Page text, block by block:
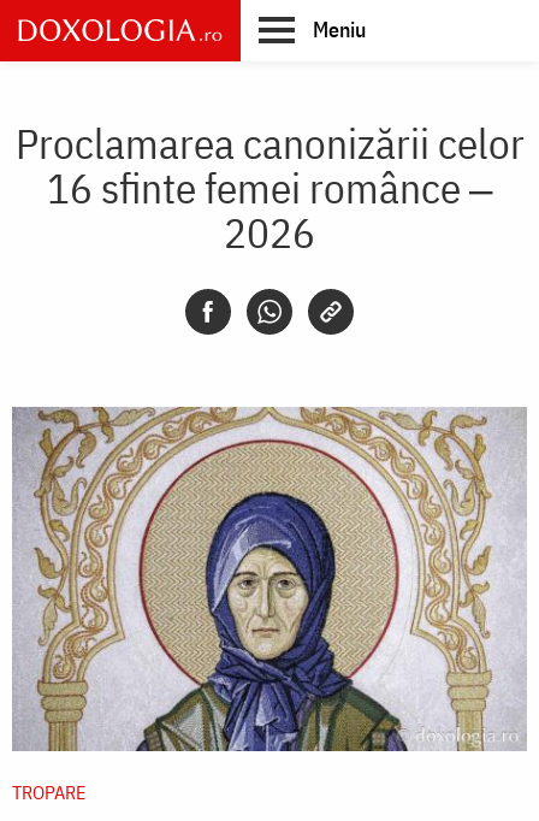
Skip
to
main
Meniu
Proclamarea canonizării celor
16 sfinte femei românce ‒
2026
TROPARE